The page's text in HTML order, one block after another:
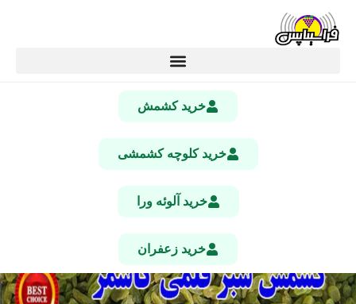
خرید کشمش
خرید کلوچه کشمشی
خرید آلوئه ورا
خرید زعفران